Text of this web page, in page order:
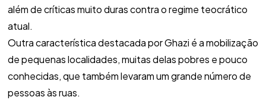
além de críticas muito duras contra o regime teocrático
atual.
Outra característica destacada por Ghazi é a mobilização
de pequenas localidades, muitas delas pobres e pouco
conhecidas, que também levaram um grande número de
pessoas às ruas.